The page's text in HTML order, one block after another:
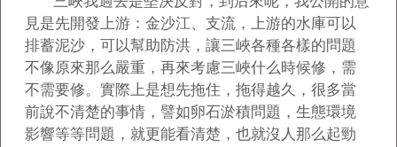
見是先開發上游：金沙江、支流，上游的水庫可以
排蓄泥沙，可以幫助防洪，讓三峽各種各樣的問題
不像原來那么嚴重，再來考慮三峽什么時候修，需
不需要修。實際上是想先拖住，拖得越久，很多當
前說不清楚的事情，譬如卵石淤積問題，生態環境
影響等等問題，就更能看清楚，也就沒人那么起勁